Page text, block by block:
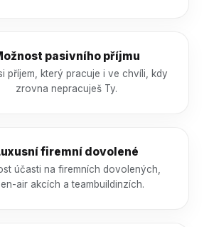
pasivního příjmu
příjem, který pracuje i ve chvíli, kdy
zrovna nepracuješ Ty.
firemní dovolené
účasti na firemních dovolených,
air akcích a teambuildinzích.